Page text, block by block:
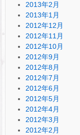
2013年2月
2013年1月
2012年12月
2012年11月
2012年10月
2012年9月
2012年8月
2012年7月
2012年6月
2012年5月
2012年4月
2012年3月
2012年2月